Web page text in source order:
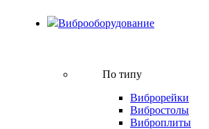
Виброоборудование
По типу
Виброрейки
Вибростолы
Виброплиты